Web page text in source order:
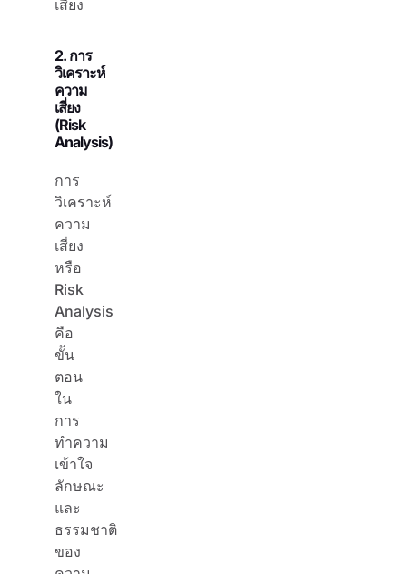
เสี่ยง
2. การ
วิเคราะห์
ความ
เสี่ยง
(Risk
Analysis)
การ
วิเคราะห์
ความ
เสี่ยง
หรือ
Risk
Analysis
คือ
ขั้น
ตอน
ใน
การ
ทำความ
เข้าใจ
ลักษณะ
และ
ธรรมชาติ
ของ